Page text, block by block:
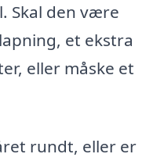
Skal den være
et ekstra
eller måske et
rundt, eller er